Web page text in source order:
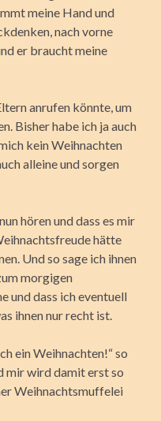
meine Hand und
nach vorne
er braucht meine
anrufen könnte, um
Bisher habe ich ja auch
kein Weihnachten
alleine und sorgen
hören und dass es mir
hätte
Und so sage ich ihnen
morgigen
und dass ich eventuell
ihnen nur recht ist.
ein Weihnachten!“ so
mir wird damit erst so
Weihnachtsmuffelei